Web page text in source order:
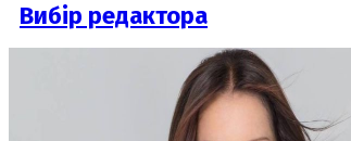
Вибір редактора